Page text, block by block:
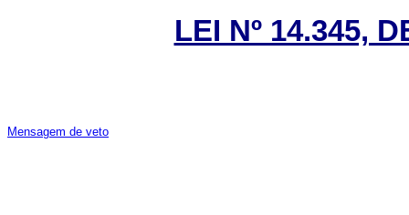
LEI Nº 14.345,
Mensagem de veto